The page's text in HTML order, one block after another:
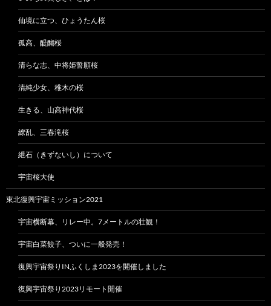
仙境に立つ、ひょうたん桜
孤高、醍醐桜
清らな志、中将姫誓願桜
清純少女、稚木の桜
生きる、山高神代桜
繚乱、三春滝桜
紲石（きずないし）について
宇宙桜大使
東北復興宇宙ミッション2021
宇宙横断幕、リレー中。7メートルの壮観！
宇宙白菜餃子、ついに一般発売！
復興宇宙祭りINふくしま2023を開催しました
復興宇宙祭り2023リモート開催